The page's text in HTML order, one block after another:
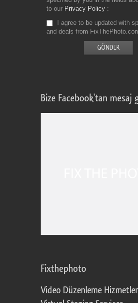
to our Privacy Policy
I agree to be updated with
and deals from
Bize Facebook'tan mesaj
Fixthephoto
Video Düzenleme